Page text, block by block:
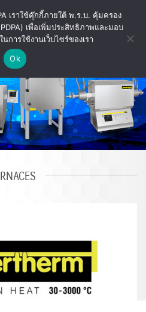
เราใช้คุ๊กกี้ภายใต้ พ.ร.บ. คุ้มครอง
เพื่อเพิ่มประสิทธิภาพและมอบ
ารใช้งานเว็บไซร์ของเรา
Ok